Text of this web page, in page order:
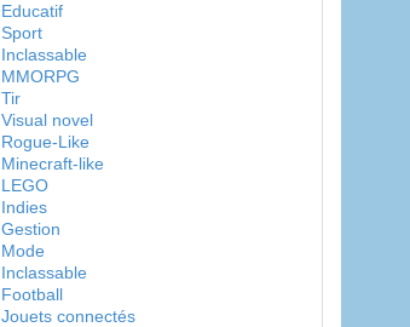
Educatif
Sport
Inclassable
MMORPG
Tir
Visual novel
Rogue-Like
Minecraft-like
LEGO
Indies
Gestion
Mode
Inclassable
Football
Jouets connectés